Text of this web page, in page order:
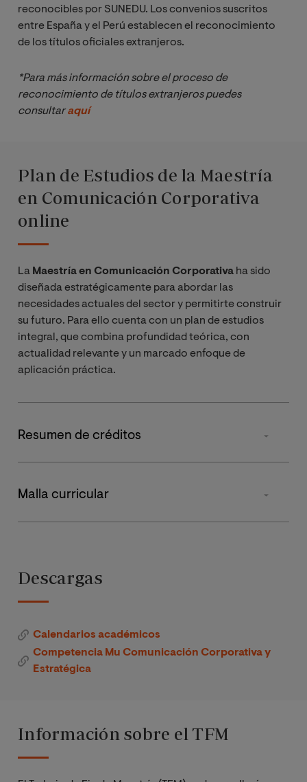
reconocibles por SUNEDU. Los convenios suscritos
entre España y el Perú establecen el reconocimiento
de los títulos oficiales extranjeros.
*Para más información sobre el proceso de
reconocimiento de títulos extranjeros puedes
consultar aquí
Plan de Estudios de la Maestría
en Comunicación Corporativa
online
La Maestría en Comunicación Corporativa ha sido
diseñada estratégicamente para abordar las
necesidades actuales del sector y permitirte construir
su futuro. Para ello cuenta con un plan de estudios
integral, que combina profundidad teórica, con
actualidad relevante y un marcado enfoque de
aplicación práctica.
Resumen de créditos
Total de Créditos
Malla curricular
Organizacion
Dirección e
Innovación en
Comunicación
Descargas
Calendarios académicos
Competencia Mu Comunicación Corporativa y
Estratégica
Información sobre el TFM